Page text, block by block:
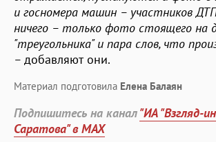
и госномера машин – участников
ничего – только фото стоящего на
"треугольника" и пара слов, что
– добавляют они.
Материал подготовила Елена Балаян
Подпишитесь на канал"ИА "Взгляд-
Саратова" в MAX